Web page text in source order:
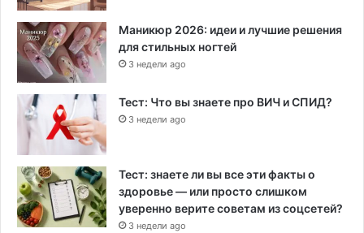
Маникюр 2026: идеи и лучшие решения
для стильных ногтей
3 недели ago
Тест: Что вы знаете про ВИЧ и СПИД?
3 недели ago
Тест: знаете ли вы все эти факты о
здоровье — или просто слишком
уверенно верите советам из соцсетей?
3 недели ago